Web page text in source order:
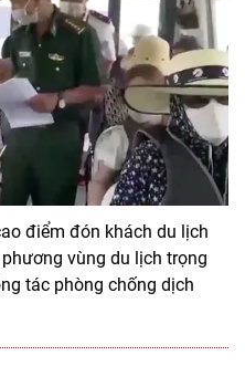
điểm đón khách du lịch
vùng du lịch trọng
tác phòng chống dịch